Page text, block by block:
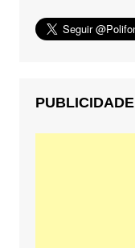
PUBLICIDADE